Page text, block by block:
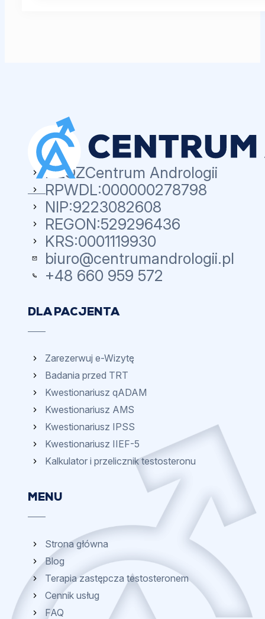
NZOZCentrum Andrologii
RPWDL:000000278798
NIP:9223082608
REGON:529296436
KRS:0001119930
biuro@centrumandrologii.pl
+48 660 959 572
DLA PACJENTA
Zarezerwuj e-Wizytę
Badania przed TRT
Kwestionariusz qADAM
Kwestionariusz AMS
Kwestionariusz IPSS
Kwestionariusz IIEF-5
Kalkulator i przelicznik testosteronu
MENU
Strona główna
Blog
Terapia zastępcza testosteronem
Cennik usług
FAQ